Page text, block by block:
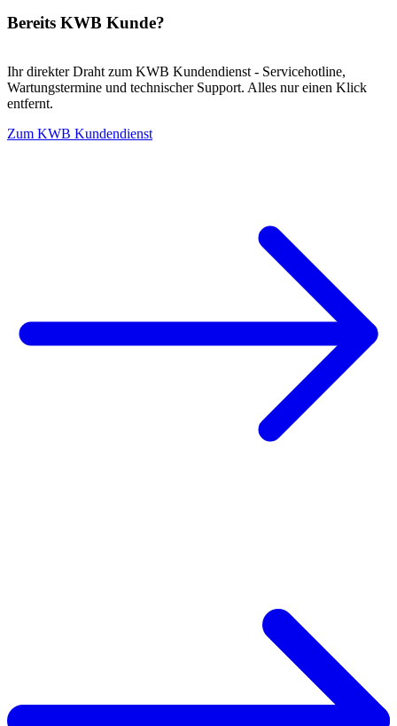
Bereits KWB Kunde?
Ihr direkter Draht zum KWB Kundendienst - Servicehotline,
Wartungstermine und technischer Support. Alles nur einen Klick
entfernt.
Zum KWB Kundendienst